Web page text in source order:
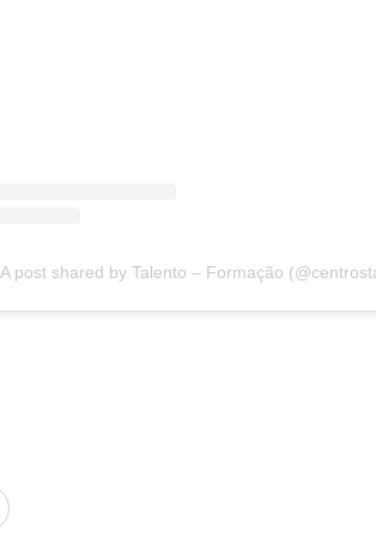
A post shared by Talento – Formação